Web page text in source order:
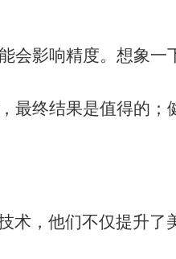
会影响精度。想象一
最终结果是值得的；
术，他们不仅提升了